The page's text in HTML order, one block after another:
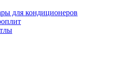
для кондиционеров